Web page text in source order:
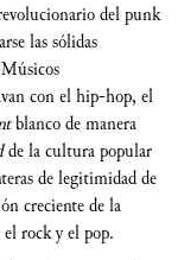
del punk
las sólidas
con el hip-hop, el
blanco de manera
de la cultura popular
de legitimidad de
creciente de la
rock y el pop.